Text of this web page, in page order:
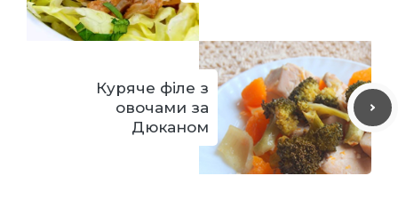
Куряче філе з
овочами за
Дюканом